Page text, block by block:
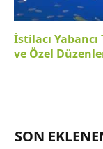
İstilacı
ve Özel
SON